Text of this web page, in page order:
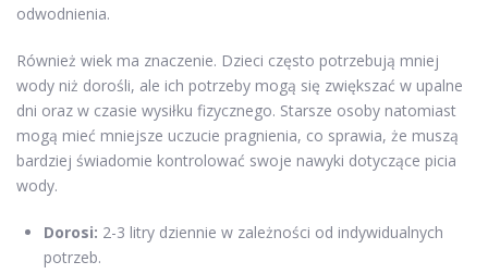
odwodnienia.
Również wiek ma znaczenie. Dzieci często potrzebują mniej
wody niż dorośli, ale ich potrzeby mogą się zwiększać w upalne
dni oraz w czasie wysiłku fizycznego. Starsze osoby natomiast
mogą mieć mniejsze uczucie pragnienia, co sprawia, że muszą
bardziej świadomie kontrolować swoje nawyki dotyczące picia
wody.
Dorosi: 2-3 litry dziennie w zależności od indywidualnych
potrzeb.